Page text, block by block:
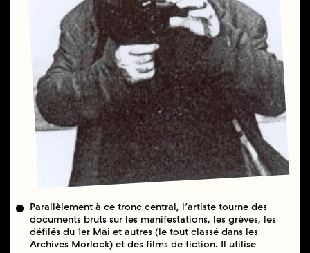
Parallèlement à ce tronc central, l’artiste tourne des
documents bruts sur les manifestations, les grèves, les
défilés du 1er Mai et autres (le tout classé dans les
Archives Morlock) et des films de fiction. Il utilise